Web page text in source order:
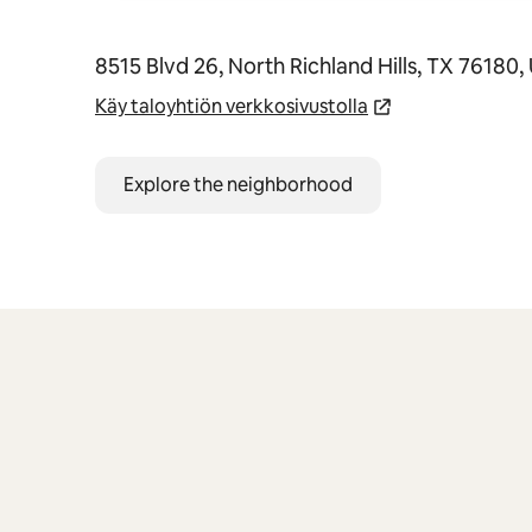
8515 Blvd 26, North Richland Hills, TX 76180,
Käy taloyhtiön verkkosivustolla
Explore the neighborhood